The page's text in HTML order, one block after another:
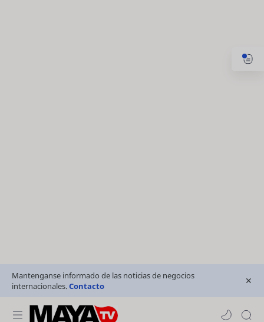
Mantenganse informado de las noticias de negocios
internacionales.Contacto